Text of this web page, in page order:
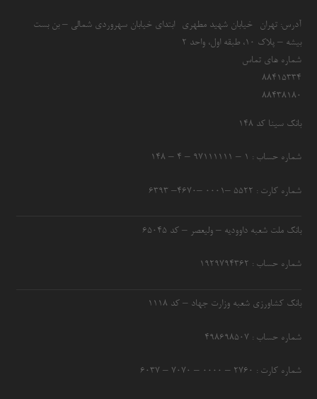
آدرس: تهران- خیابان شهید مطهری- ابتدای خیابان سهروردی شمالی – بن بست
بیشه – پلاک 10، طبقه اول، واحد 2
شماره های تماس
۸۸۴۱۵۳۳۴
۸۸۴۳۸۱۸۰
بانک سینا کد ۱۴۸
شماره حساب : ۱ – ۹۷۱۱۱۱۱۱ – ۴ – ۱۴۸
شماره کارت : ۵۵۲۲ –۰۰۰۱ –۴۶۷۰– ۶۳۹۳
بانک ملت شعبه داوودیه – ولیعصر – کد ۶۵۰۴۵
شماره حساب : ۱۹۲۹۷۹۴۳۶۲
بانک کشاورزی شعبه وزارت جهاد – کد 1118
شماره حساب : ۴۹۸۶۹۸۵۰۷
شماره کارت : ۲۷۶۰ – ۰۰۰۰ – ۷۰۷۰ – ۶۰۳۷